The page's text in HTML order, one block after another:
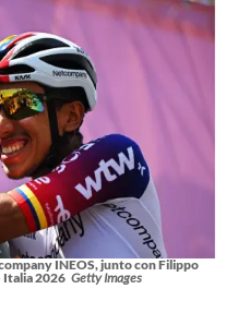
INEOS, junto con Filippo
Italia 2026 Getty Images